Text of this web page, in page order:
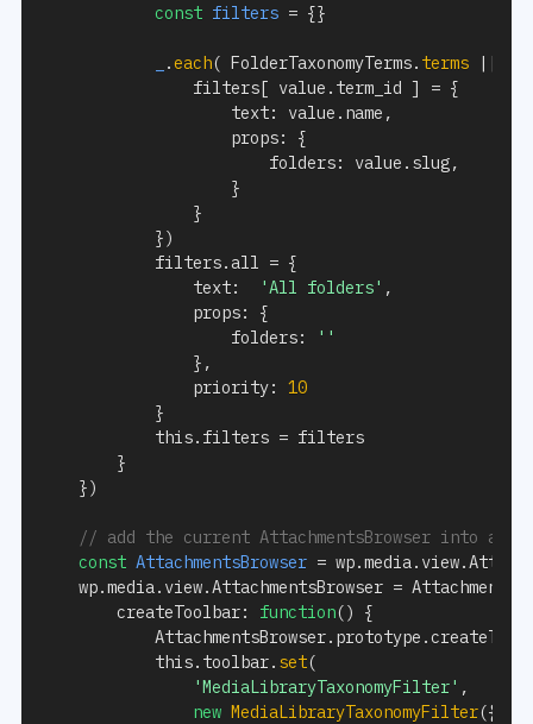
const filters = {}
.each( FolderTaxonomyTerms. terms ||
				filters
[ value . term_id ] = {
					text
: value . name ,
props:
{
						folders
: value . slug,
}
}
})
			filters
.all = {
				text
: 'All folders' ,
props:
{
					folders
:
''
} ,
priority:
10
}
			this
. filters = filters
}
})
// add the current AttachmentsBrowser into a
const AttachmentsBrowser = wp.media. view.
	wp
.media. view.AttachmentsBrowser =
		createToolbar
: function()
{
			AttachmentsBrowser
. prototype .
			this
. toolbar. set(
'MediaLibraryTaxonomyFilter' ,
new MediaLibraryTaxonomyFilter({